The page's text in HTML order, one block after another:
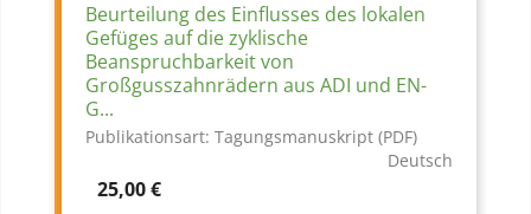
Beurteilung des Einflusses des lokalen
Gefüges auf die zyklische
Beanspruchbarkeit von
Großgusszahnrädern aus ADI und EN-
G...
Publikationsart: Tagungsmanuskript (PDF)
Deutsch
Preis
25,00 €